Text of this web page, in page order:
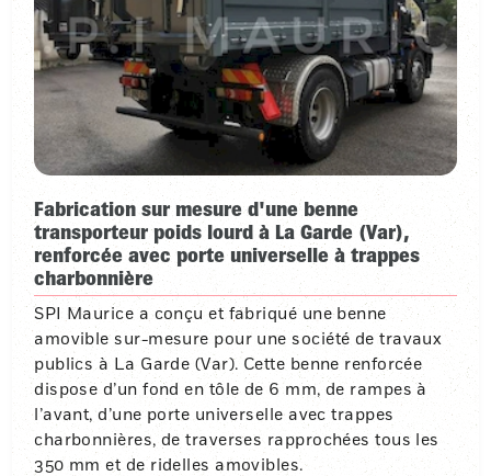
Fabrication sur mesure d'une benne
transporteur poids lourd à La Garde (Var),
renforcée avec porte universelle à trappes
charbonnière
SPI Maurice a conçu et fabriqué une benne
amovible sur-mesure pour une société de travaux
publics à La Garde (Var). Cette benne renforcée
dispose d’un fond en tôle de 6 mm, de rampes à
l’avant, d’une porte universelle avec trappes
charbonnières, de traverses rapprochées tous les
350 mm et de ridelles amovibles.